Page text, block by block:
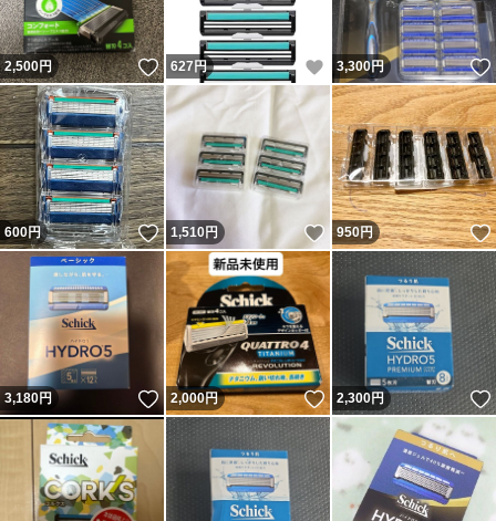
2,500円 いいね！
627 円 いいね！
3,300円
600円 いいね！
1,510円 いいね！
950円
3,180円 いいね！
2,000円 いいね！
2,300円